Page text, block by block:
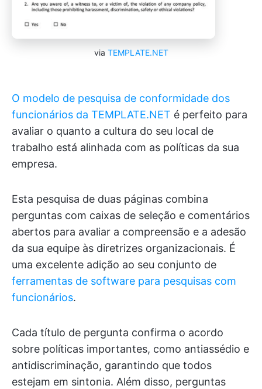
via TEMPLATE.NET
O modelo de pesquisa de conformidade dos
funcionários da TEMPLATE.NET é perfeito para
avaliar o quanto a cultura do seu local de
trabalho está alinhada com as políticas da sua
empresa.
Esta pesquisa de duas páginas combina
perguntas com caixas de seleção e comentários
abertos para avaliar a compreensão e a adesão
da sua equipe às diretrizes organizacionais. É
uma excelente adição ao seu conjunto de
ferramentas de software para pesquisas com
funcionários.
Cada título de pergunta confirma o acordo
sobre políticas importantes, como antiassédio e
antidiscriminação, garantindo que todos
estejam em sintonia. Além disso, perguntas